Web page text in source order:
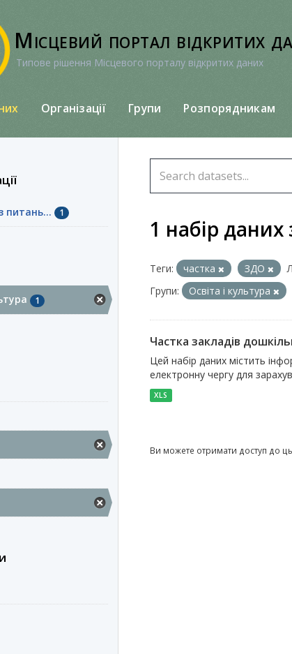
Місцевий портал відкритих
Типове рішення Місцевого порталу відкритих даних
Організації Групи Розпорядникам
питань... 1
1
1 набір
Теги: частка ЗДО
Групи:
Освіта і культура
Частка закладів
Цей набір даних містить
електронну чергу для
XLS
Ви можете отримати доступ до